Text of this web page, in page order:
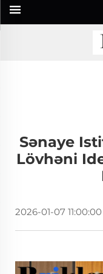
Sənaye
Lövhəni
2026-01-07 11:00:00